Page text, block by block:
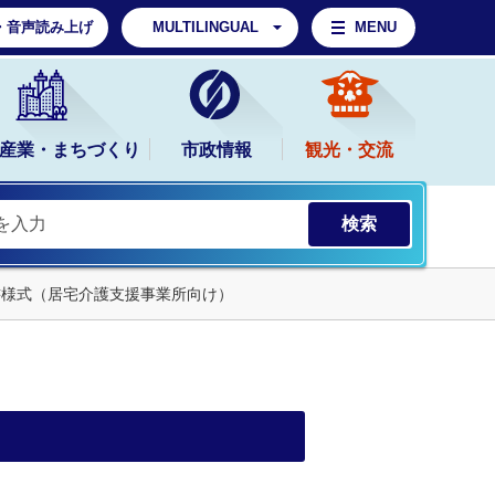
音声読み上げ MULTILINGUAL MENU
業・まちづくり 市政情報 観光・交流
式（居宅介護支援事業所向け）